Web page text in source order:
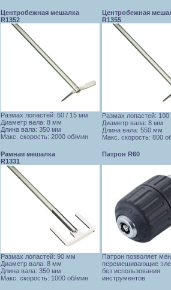
Центробежная мешалка
R1352
Размах лопастей: 60 / 15 мм
Диаметр вала: 8 мм
Длина вала: 350 мм
Макс. скорость: 2000 об/мин
Центробежная
R1355
Размах лопастей:
Диаметр вала: 8 мм
Длина вала: 550 мм
Макс. скорость: 800
Рамная мешалка
R1331
Размах лопастей: 90 мм
Диаметр вала: 8 мм
Длина вала: 350 мм
Макс. скорость: 1000 об/мин
Патрон R60
Патрон позволяет
перемешивающие
без использования
инструментов